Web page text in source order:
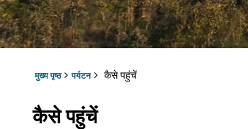
मुख्य पृष्ठ पर्यटन कैसे पहुंचें
कैसे पहुंचें